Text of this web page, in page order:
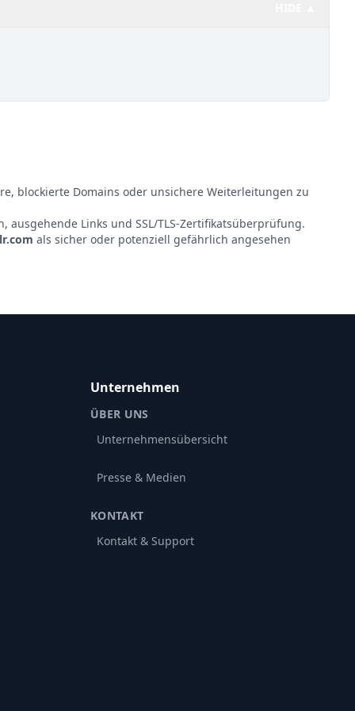
blockierte Domains oder unsichere Weiterleitungen zu
Links und SSL/TLS-Zertifikatsüberprüfung.
als sicher oder potenziell gefährlich angesehen
Unternehmen
ÜBER UNS
Unternehmensübersicht
Presse & Medien
KONTAKT
Kontakt & Support